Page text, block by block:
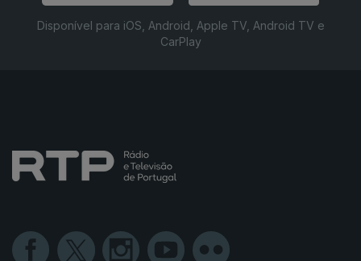
Disponível para iOS, Android, Apple TV, Android TV e
CarPlay